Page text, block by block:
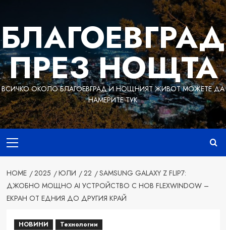
content
БЛАГОЕВГРАД
ПРЕЗ НОЩТА
ВСИЧКО ОКОЛО БЛАГОЕВГРАД И НОЩНИЯТ ЖИВОТ МОЖЕТЕ ДА
НАМЕРИТЕ ТУК
Menu
HOME 2025 ЮЛИ 22
SAMSUNG GALAXY Z FLIP7:
ДЖОБНО МОЩНО AI УСТРОЙСТВО С НОВ FLEXWINDOW –
ЕКРАН ОТ ЕДНИЯ ДО ДРУГИЯ КРАЙ
НОВИНИ Технологии